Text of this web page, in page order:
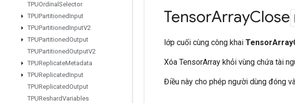
TPUOrdinal Selector
TPUPartitionedInput
TPUPartitionedInputV2
TPUPartitionedOutput
TPUPartitionedOutputV2
TPUReplicateMetadata
TPUReplicatedInput
TPUReplicatedOutput
TPUReshardVariables
TensorArrayClose
lớp cuối cùng công khai
Xóa TensorArray khỏi vùng chứa tài
Điều này cho phép người dùng đóng